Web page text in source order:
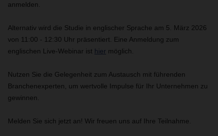
anmelden.
Alternativ wird die Studie in englischer Sprache am 5. März 2026
von 11:00 - 12:30 Uhr präsentiert. Eine Anmeldung zum
englischen Live-Webinar ist hier möglich.
Nutzen Sie die Gelegenheit zum Austausch mit führenden
Branchenexperten, um wertvolle Impulse für Ihr Unternehmen zu
gewinnen.
Melden Sie sich jetzt an! Wir freuen uns auf Ihre Teilnahme.